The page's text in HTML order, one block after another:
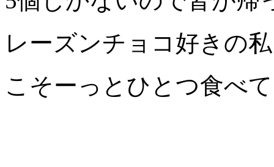
レーズンチョコ好きの私
こそーっとひとつ食べ